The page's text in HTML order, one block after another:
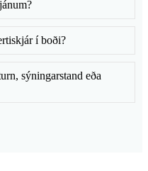
í boði?
sýningarstand eða